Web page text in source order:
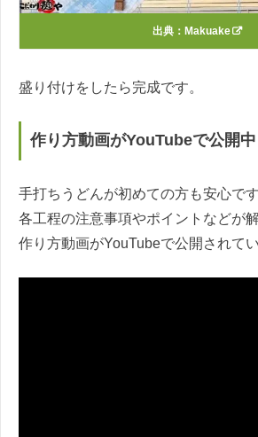
出典： Makuake
盛り付けをしたら完成です。
作り方動画がYouTubeで公開中
手打ちうどんが初めての方も安心です
各工程の注意事項やポイントなどが
作り方動画がYouTubeで公開されてい